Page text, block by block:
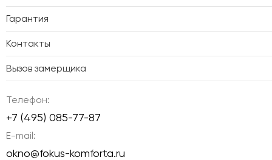
Гарантия
Контакты
Вызов замерщика
Телефон:
+7 (495) 085-77-87
E-mail:
okno@fokus-komforta.ru